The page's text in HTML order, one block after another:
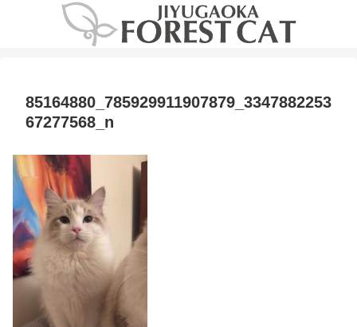
85164880_785929911907879_3347882253
67277568_n